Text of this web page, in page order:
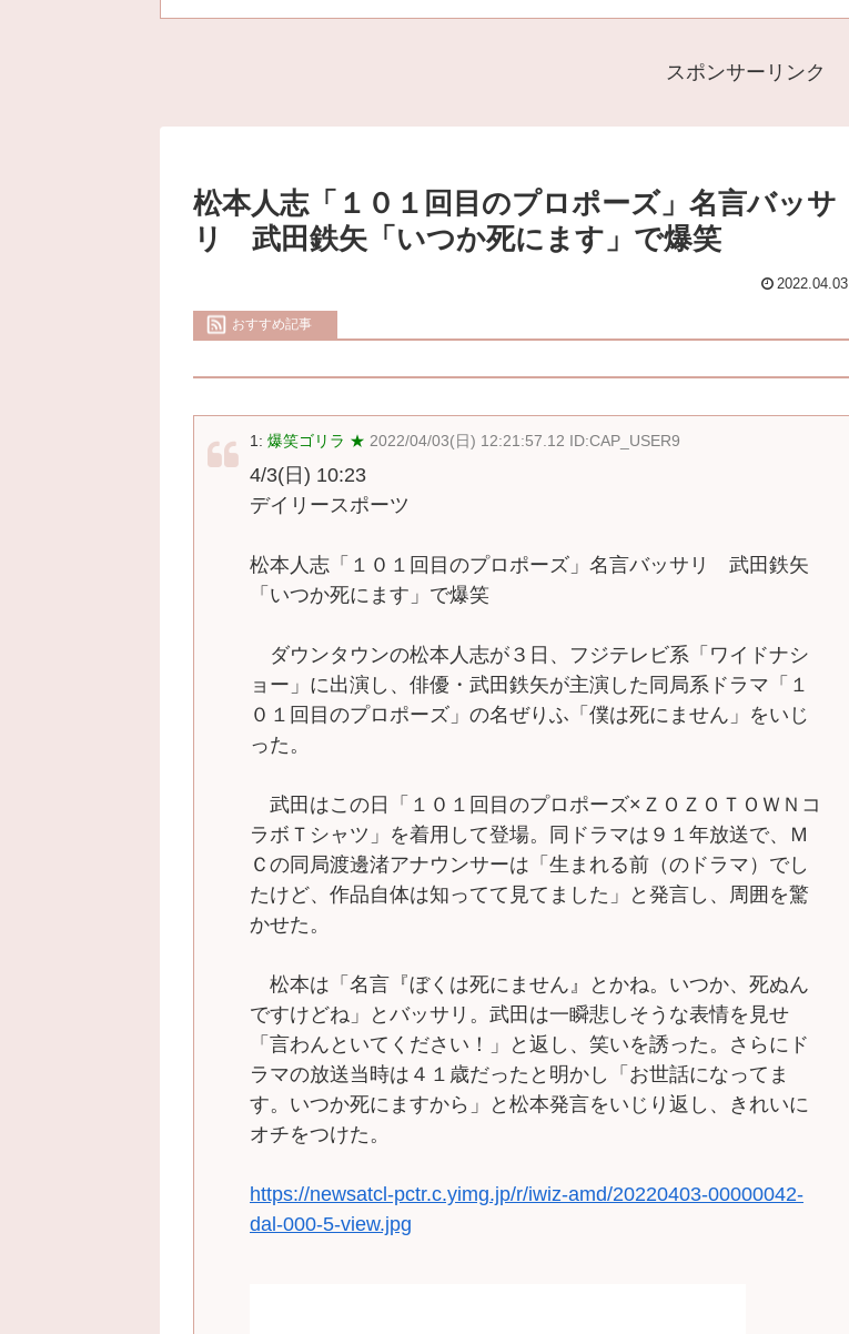
スポンサーリンク
松本人志「１０１回目のプロポーズ」名言バッサ
リ 武田鉄矢「いつか死にます」で爆笑
2022.04.03
おすすめ記事
1: 爆笑ゴリラ ★ 2022/04/03(日) 12:21:57.12 ID:CAP_USER9
4/3(日) 10:23
デイリースポーツ
松本人志「１０１回目のプロポーズ」名言バッサリ 武田鉄矢
「いつか死にます」で爆笑
ダウンタウンの松本人志が３日、フジテレビ系「ワイドナシ
ョー」に出演し、俳優・武田鉄矢が主演した同局系ドラマ「１
０１回目のプロポーズ」の名ぜりふ「僕は死にません」をいじ
った。
武田はこの日「１０１回目のプロポーズ×ＺＯＺＯＴＯＷＮコ
ラボＴシャツ」を着用して登場。同ドラマは９１年放送で、Ｍ
Ｃの同局渡邊渚アナウンサーは「生まれる前（のドラマ）でし
たけど、作品自体は知ってて見てました」と発言し、周囲を驚
かせた。
松本は「名言『ぼくは死にません』とかね。いつか、死ぬん
ですけどね」とバッサリ。武田は一瞬悲しそうな表情を見せ
「言わんといてください！」と返し、笑いを誘った。さらにド
ラマの放送当時は４１歳だったと明かし「お世話になってま
す。いつか死にますから」と松本発言をいじり返し、きれいに
オチをつけた。
https://newsatcl-pctr.c.yimg.jp/r/iwiz-amd/20220403-00000042-
dal-000-5-view.jpg